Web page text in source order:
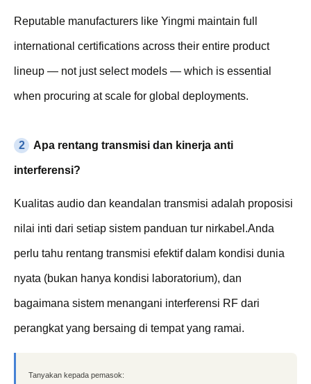
Reputable manufacturers like Yingmi maintain full
international certifications across their entire product
lineup — not just select models — which is essential
when procuring at scale for global deployments.
2 Apa rentang transmisi dan kinerja anti
interferensi?
Kualitas audio dan keandalan transmisi adalah proposisi
nilai inti dari setiap sistem panduan tur nirkabel.Anda
perlu tahu rentang transmisi efektif dalam kondisi dunia
nyata (bukan hanya kondisi laboratorium), dan
bagaimana sistem menangani interferensi RF dari
perangkat yang bersaing di tempat yang ramai.
Tanyakan kepada pemasok: